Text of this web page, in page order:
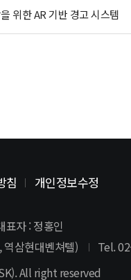
위한 AR 기반 경고 시스템
침 개인정보수정
표자 : 정홍인
삼현대벤쳐텔)
Tel.
All right reserved